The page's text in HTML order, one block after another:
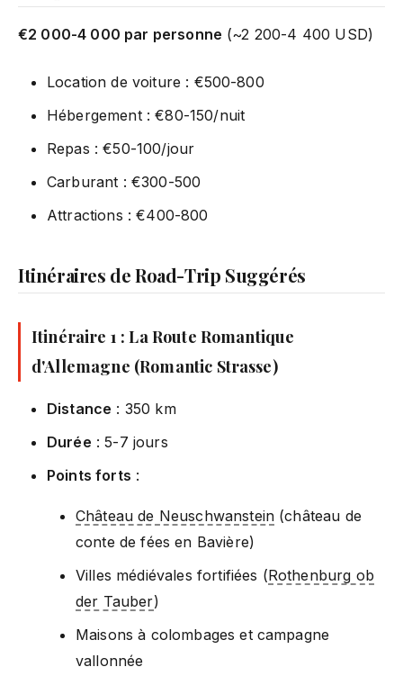
€2 000-4 000 par personne (~2 200-4 400 USD)
Location de voiture : €500-800
Hébergement : €80-150/nuit
Repas : €50-100/jour
Carburant : €300-500
Attractions : €400-800
Itinéraires de Road-Trip Suggérés
Itinéraire 1 : La Route Romantique
d'Allemagne (Romantic Strasse)
Distance : 350 km
Durée : 5-7 jours
Points forts :
Château de Neuschwanstein (château de
conte de fées en Bavière)
Villes médiévales fortifiées (Rothenburg ob
der Tauber)
Maisons à colombages et campagne
vallonnée